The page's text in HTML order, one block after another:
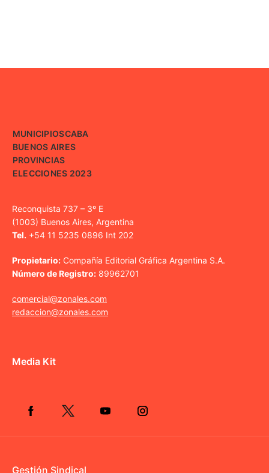
MUNICIPIOSCABA
BUENOS AIRES
PROVINCIAS
ELECCIONES 2023
Reconquista 737 – 3º E
(1003) Buenos Aires, Argentina
Tel. +54 11 5235 0896 Int 202
Propietario: Compañía Editorial Gráfica Argentina S.A.
Número de Registro: 89962701
comercial@zonales.com
redaccion@zonales.com
Media Kit
Gestión Sindical